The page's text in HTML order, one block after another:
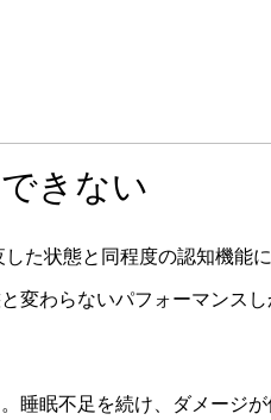
きない
た状態と同程度の認知機能
変わらないパフォーマンス
睡眠不足を続け、ダメージ